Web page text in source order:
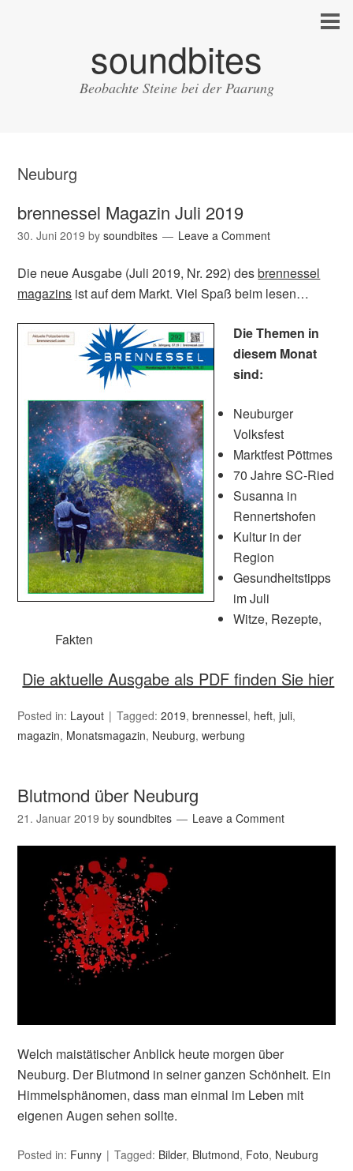
soundbites
Beobachte Steine bei der Paarung
Neuburg
brennessel Magazin Juli 2019
30. Juni 2019 bysoundbites Leave a Comment
Die neue Ausgabe (Juli 2019, Nr. 292) desbrennessel
magazins ist auf dem Markt. Viel Spaß beim lesen…
Die Themen in
diesem Monat
sind:
Neuburger
Volksfest
Marktfest Pöttmes
70 Jahre SC-Ried
Susanna in
Rennertshofen
Kultur in der
Region
Gesundheitstipps
im Juli
Witze, Rezepte,
Fakten
Die aktuelle Ausgabe als PDF finden Sie hier
Posted in: Layout Tagged:2019,brennessel, heft,juli,
magazin, Monatsmagazin, Neuburg,werbung
Blutmond über Neuburg
21. Januar 2019 bysoundbites Leave a Comment
Welch maistätischer Anblick heute morgen über
Neuburg. Der Blutmond in seiner ganzen Schönheit. Ein
Himmelsphänomen, dass man einmal im Leben mit
eigenen Augen sehen sollte.
Posted in: Funny Tagged: Bilder, Blutmond, Foto, Neuburg